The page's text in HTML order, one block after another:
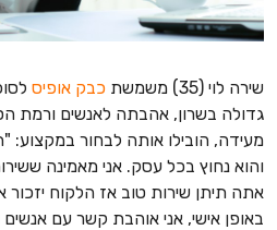
שירה לוי (35) משמשת כבק אופיס
גדולה בשרון, אהבתה לאנשים ורמת
מעידה, הובילו אותה לבחור במקצוע: "
והוא נחוץ בכל עסק. אני מאמינה
אתה תיתן שירות טוב אז הלקוח יזכור
באופן אישי, אני אוהבת קשר עם